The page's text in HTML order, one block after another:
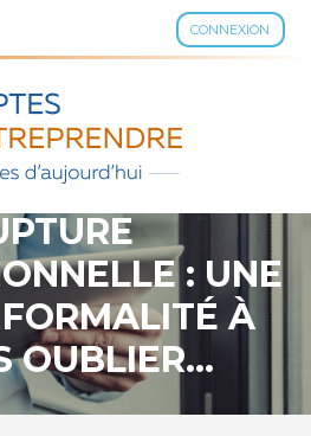
CONNEXION
: UNE
À
OUBLIER…